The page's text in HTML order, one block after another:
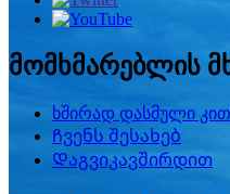
მომხმარებლის
ხშირად დასმული
Ჩვენს შესახებ
Დაგვიკავშირდით